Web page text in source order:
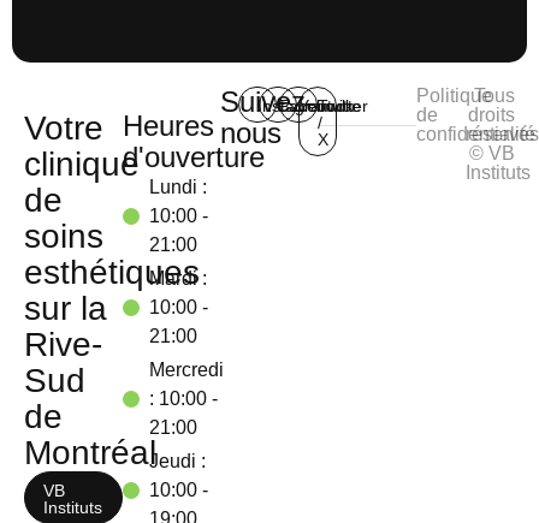
Votre
clinique
de
soins
esthétiques
sur la
Rive-
Sud
de
Montréal
VB
Instituts
Heures
d'ouverture
Lundi :
10:00 -
21:00
Mardi :
10:00 -
21:00
Mercredi
: 10:00 -
21:00
Jeudi :
10:00 -
19:00
Suivez-
nous
Instagram
Facebook
Youtube
Twitter
/
X
Politique
de
confidentialité
Tous
droits
réservés
© VB
Instituts